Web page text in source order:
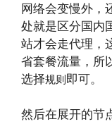
网络会变慢外，
处就是区分国内
站才会走代理，
省套餐流量，所
选择规则 即可。
然后在展开的节